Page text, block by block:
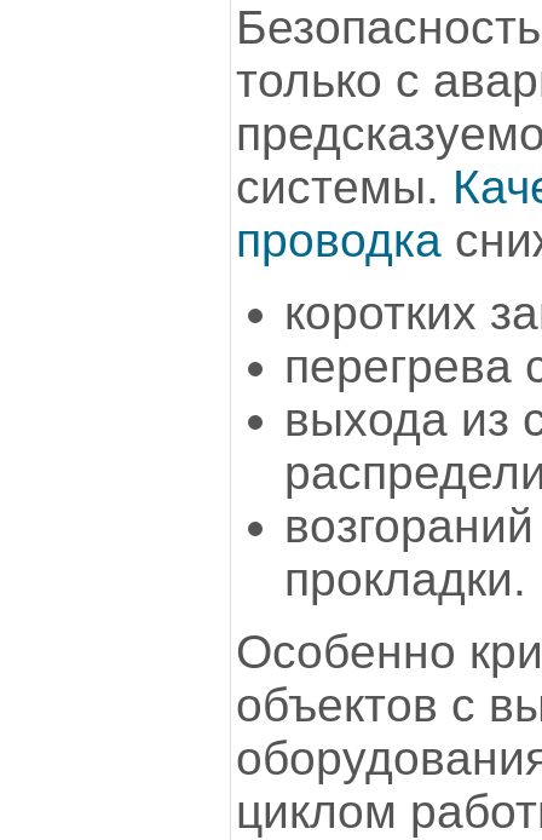
только с
системы.
проводка
коротких
перегрева
выхода из
прокладки.
Особенно
объектов с
циклом